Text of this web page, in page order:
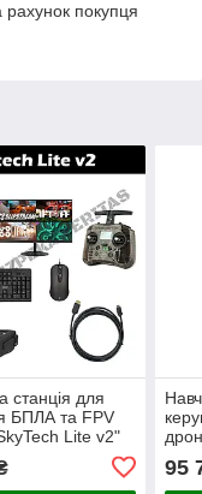
покупця
станція для
БПЛА та FPV
Lite v2"
95